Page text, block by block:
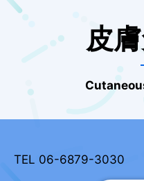
皮
TEL 06-6879-3030